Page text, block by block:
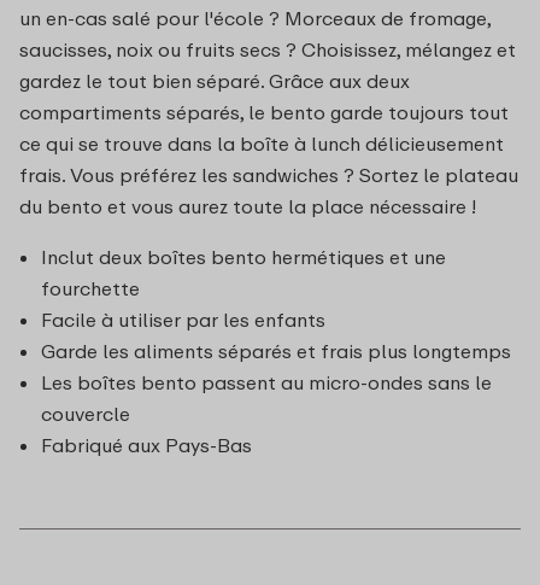
un en-cas salé pour l'école ? Morceaux de fromage,
saucisses, noix ou fruits secs ? Choisissez, mélangez et
gardez le tout bien séparé. Grâce aux deux
compartiments séparés, le bento garde toujours tout
ce qui se trouve dans la boîte à lunch délicieusement
frais. Vous préférez les sandwiches ? Sortez le plateau
du bento et vous aurez toute la place nécessaire !
Inclut deux boîtes bento hermétiques et une
fourchette
Facile à utiliser par les enfants
Garde les aliments séparés et frais plus longtemps
Les boîtes bento passent au micro-ondes sans le
couvercle
Fabriqué aux Pays-Bas